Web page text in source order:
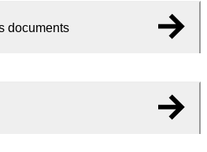
documents